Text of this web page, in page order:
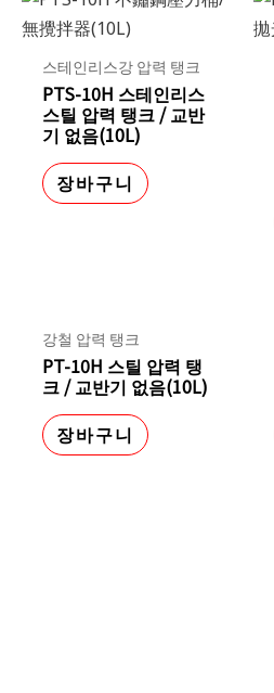
스테인리스강 압력 탱크
PTS-10H 스테인리스
스틸 압력 탱크 / 교반
기 없음(10L)
장바구니
강철 압력 탱크
PT-10H 스틸 압력 탱
크 / 교반기 없음(10L)
장바구니